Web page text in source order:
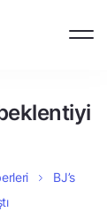
BJ’s